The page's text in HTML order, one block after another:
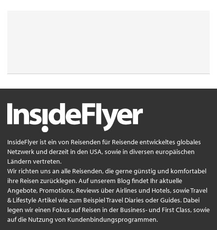
InsideFlyer ist ein von Reisenden für Reisende entwickeltes globales
Netzwerk und derzeit in den USA, sowie in diversen europäischen
Ländern vertreten.
Wir richten uns an alle Reisenden, die gerne günstig und komfortabel
ihre Reisen zurücklegen. Auf unserem Blog findet Ihr aktuelle
Angebote, Promotions, Reviews über Airlines und Hotels, sowie Travel
& Lifestyle Artikel wie zum Beispiel Travel Diaries oder Guides. Dabei
legen wir einen Fokus auf Reisen in der Business- und First Class, sowie
auf die Nutzung von Kundenbindungsprogrammen.